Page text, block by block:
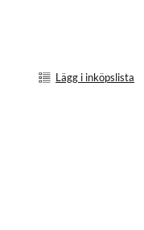
Lägg i inköpslista